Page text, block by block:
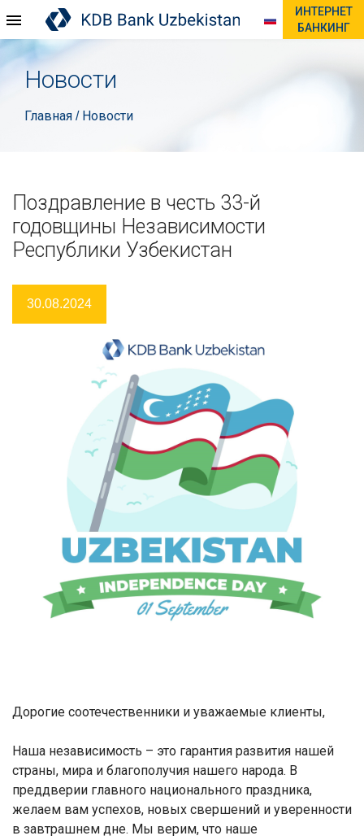
ИНТЕРНЕТ
БАНКИНГ
Новости
Главная / Новости
Поздравление в честь 33-й
годовщины Независимости
Республики Узбекистан
30.08.2024
Дорогие соотечественники и уважаемые клиенты,
Наша независимость – это гарантия развития нашей
страны, мира и благополучия нашего народа. В
преддверии главного национального праздника,
желаем вам успехов, новых свершений и уверенности
в завтрашнем дне. Мы верим, что наше